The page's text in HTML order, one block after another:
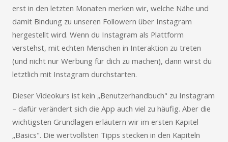
erst in den letzten Monaten merken wir, welche Nähe und
damit Bindung zu unseren Followern über Instagram
hergestellt wird. Wenn du Instagram als Plattform
verstehst, mit echten Menschen in Interaktion zu treten
(und nicht nur Werbung für dich zu machen), dann wirst du
letztlich mit Instagram durchstarten.
Dieser Videokurs ist kein „Benutzerhandbuch" zu Instagram
– dafür verändert sich die App auch viel zu häufig. Aber die
wichtigsten Grundlagen erläutern wir im ersten Kapitel
„Basics". Die wertvollsten Tipps stecken in den Kapiteln